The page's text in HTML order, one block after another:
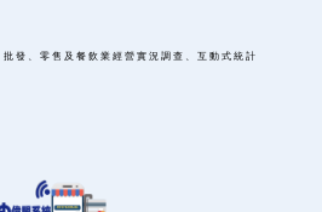
發、零售及餐飲業經營實況調查、互動式統計